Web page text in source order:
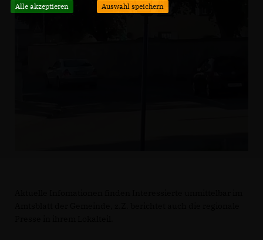
Alle akzeptieren Auswahl speichern